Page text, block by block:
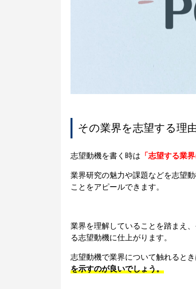
その業界を志望する理
志望動機を書く時は 「志望する業
業界研究の魅力や課題などを志望
ことをアピールできます。
業界を理解していることを踏まえ
る志望動機に仕上がります。
志望動機で業界について触れるとき
を示すのが良いでしょう。